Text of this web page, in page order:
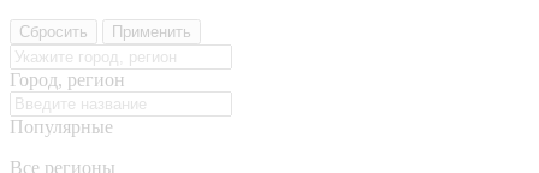
Сбросить Применить
Город, регион
Популярные
Все регионы